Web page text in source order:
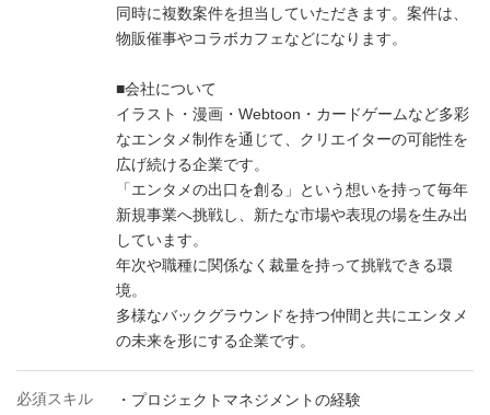
同時に複数案件を担当していただきます。案件は、
物販催事やコラボカフェなどになります。
■会社について
イラスト・漫画・Webtoon・カードゲームなど多彩
なエンタメ制作を通じて、クリエイターの可能性を
広げ続ける企業です。
「エンタメの出口を創る」という想いを持って毎年
新規事業へ挑戦し、新たな市場や表現の場を生み出
しています。
年次や職種に関係なく裁量を持って挑戦できる環
境。
多様なバックグラウンドを持つ仲間と共にエンタメ
の未来を形にする企業です。
必須スキル
・プロジェクトマネジメントの経験